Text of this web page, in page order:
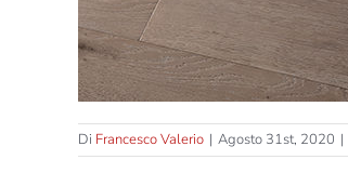
Di Francesco Valerio | Agosto 31st, 2020 |